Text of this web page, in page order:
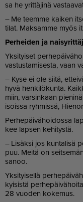
sa he yrit­tä­ji­nä
– Me teem­me kai­ken
ti­lat. Mak­sam­me myös
Per­hei­den ja
Yk­si­tyi­set
vas­tus­ta­mi­ses­ta, vaan
– Kyse ei ole sii­tä,
hyvä hen­ki­lö­kun­ta.
miin, var­sin­kaan
isois­sa ryh­mis­sä,
Per­he­päi­vä­hoi­dos­sa
kee lap­sen ke­hi­tys­tä.
– Li­säk­si jos kun­ta­li­sä
puu. Mei­tä on
sa­noo.
Yk­si­tyi­sel­lä
kyi­sis­tä
28 vuo­den ko­ke­mus.